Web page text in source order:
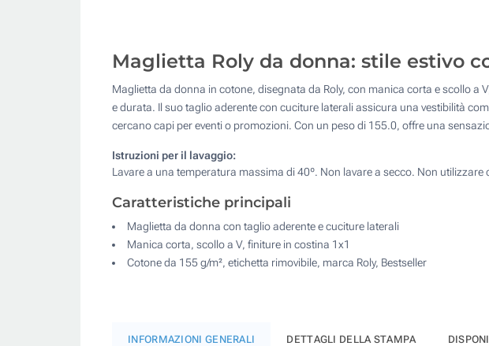
Senza
Maglietta Roly da donna: stile estivo
Maglietta da donna in cotone, disegnata da Roly, con manica corta e scollo
e durata. Il suo taglio aderente con cuciture laterali assicura una vestibilità
cercano capi per eventi o promozioni. Con un peso di 155.0, offre una
Istruzioni per il lavaggio:
Lavare a una temperatura massima di 40º. Non lavare a secco. Non
Caratteristiche principali
Maglietta da donna con taglio aderente e cuciture laterali
Manica corta, scollo a V, finiture in costina 1x1
Cotone da 155 g/m², etichetta rimovibile, marca Roly, Bestseller
INFORMAZIONI GENERALI DETTAGLI DELLA STAMPA